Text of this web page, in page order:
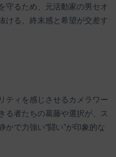
守るため、元活動家の男セオ
ける、終末感と希望が交差す
ティを感じさせるカメラワー
る者たちの葛藤や選択が、ス
かで力強い“闘い”が印象的な